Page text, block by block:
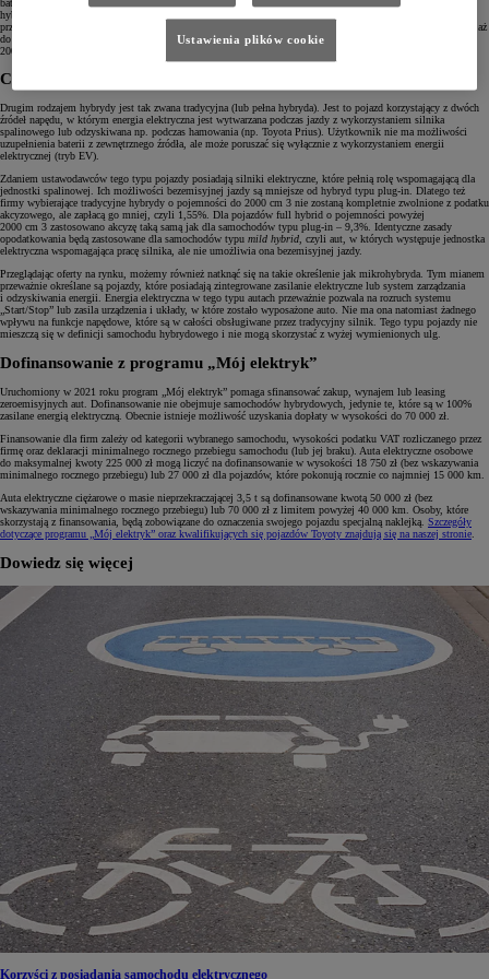
hybryd, dlatego do pojemności 2000 cm 3 są zwolnione z obowiązku akcyzowego. Początkowo korzyść dla
przedsiębiorców miała trwać jedynie do końca 2022 roku, ale niedawna nowelizacja przepisów przedłużyła ją aż
do końca 2029 roku. Dla mocniejszych hybryd typu plug-in z silnikiem spalinowym o pojemności powyżej
2000 cm 3 stawka podatku akcyzowego wynosi 9,3%.
Czy klasyczną hybrydę kupimy bez akcyzy?
Drugim rodzajem hybrydy jest tak zwana tradycyjna (lub pełna hybryda). Jest to pojazd korzystający z dwóch
źródeł napędu, w którym energia elektryczna jest wytwarzana podczas jazdy z wykorzystaniem silnika
spalinowego lub odzyskiwana np. podczas hamowania (np. Toyota Prius). Użytkownik nie ma możliwości
uzupełnienia baterii z zewnętrznego źródła, ale może poruszać się wyłącznie z wykorzystaniem energii
elektrycznej (tryb EV).
Zdaniem ustawodawców tego typu pojazdy posiadają silniki elektryczne, które pełnią rolę wspomagającą dla
jednostki spalinowej. Ich możliwości bezemisyjnej jazdy są mniejsze od hybryd typu plug-in. Dlatego też
firmy wybierające tradycyjne hybrydy o pojemności do 2000 cm 3 nie zostaną kompletnie zwolnione z podatku
akcyzowego, ale zapłacą go mniej, czyli 1,55%. Dla pojazdów full hybrid o pojemności powyżej
2000 cm 3 zastosowano akcyzę taką samą jak dla samochodów typu plug-in – 9,3%. Identyczne zasady
opodatkowania będą zastosowane dla samochodów typu mild hybrid, czyli aut, w których występuje jednostka
elektryczna wspomagająca pracę silnika, ale nie umożliwia ona bezemisyjnej jazdy.
Przeglądając oferty na rynku, możemy również natknąć się na takie określenie jak mikrohybryda. Tym mianem
przeważnie określane są pojazdy, które posiadają zintegrowane zasilanie elektryczne lub system zarządzania
i odzyskiwania energii. Energia elektryczna w tego typu autach przeważnie pozwala na rozruch systemu
„Start/Stop” lub zasila urządzenia i układy, w które zostało wyposażone auto. Nie ma ona natomiast żadnego
wpływu na funkcje napędowe, które są w całości obsługiwane przez tradycyjny silnik. Tego typu pojazdy nie
mieszczą się w definicji samochodu hybrydowego i nie mogą skorzystać z wyżej wymienionych ulg.
Dofinansowanie z programu „Mój elektryk”
Uruchomiony w 2021 roku program „Mój elektryk” pomaga sfinansować zakup, wynajem lub leasing
zeroemisyjnych aut. Dofinansowanie nie obejmuje samochodów hybrydowych, jedynie te, które są w 100%
zasilane energią elektryczną. Obecnie istnieje możliwość uzyskania dopłaty w wysokości do 70 000 zł.
Finansowanie dla firm zależy od kategorii wybranego samochodu, wysokości podatku VAT rozliczanego przez
firmę oraz deklaracji minimalnego rocznego przebiegu samochodu (lub jej braku). Auta elektryczne osobowe
do maksymalnej kwoty 225 000 zł mogą liczyć na dofinansowanie w wysokości 18 750 zł (bez wskazywania
minimalnego rocznego przebiegu) lub 27 000 zł dla pojazdów, które pokonują rocznie co najmniej 15 000 km.
Auta elektryczne ciężarowe o masie nieprzekraczającej 3,5 t są dofinansowane kwotą 50 000 zł (bez
wskazywania minimalnego rocznego przebiegu) lub 70 000 zł z limitem powyżej 40 000 km. Osoby, które
skorzystają z finansowania, będą zobowiązane do oznaczenia swojego pojazdu specjalną naklejką. Szczegóły
dotyczące programu „Mój elektryk” oraz kwalifikujących się pojazdów Toyoty znajdują się na naszej stronie.
Dowiedz się więcej
Korzyści z posiadania samochodu elektrycznego
Ustawienia plików cookie